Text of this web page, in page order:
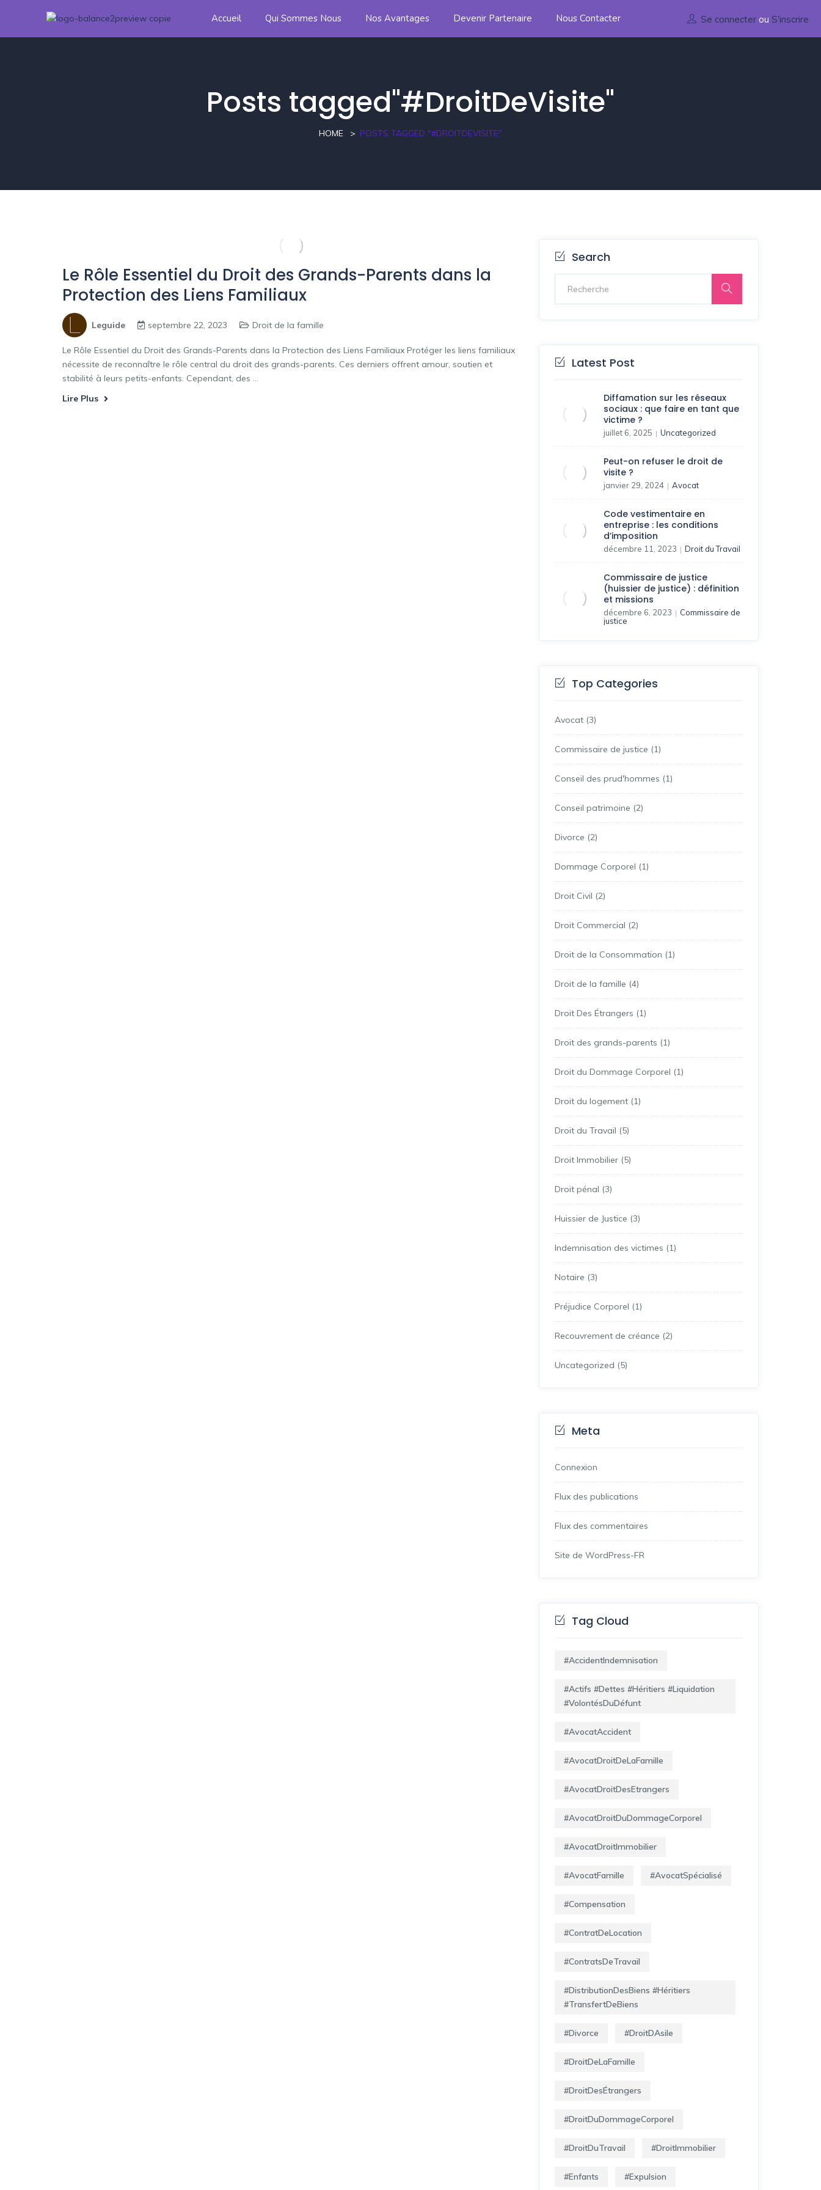
Accueil Qui Sommes Nous Nos Avantages Devenir Partenaire Nous Contacter Se connecter ou S'inscrire
Posts tagged"#DroitDeVisite"
HOME POSTS TAGGED "#DROITDEVISITE"
Le Rôle Essentiel du Droit des Grands-Parents dans la
Protection des Liens Familiaux
Leguide septembre 22, 2023 Droit de la famille
Le Rôle Essentiel du Droit des Grands-Parents dans la Protection des Liens Familiaux Protéger les liens familiaux
nécessite de reconnaître le rôle central du droit des grands-parents. Ces derniers offrent amour, soutien et
stabilité à leurs petits-enfants. Cependant, des ...
Lire Plus
Search
Latest Post
Diffamation sur les réseaux
sociaux : que faire en tant que
victime ?
juillet 6, 2025 | Uncategorized
Peut-on refuser le droit de
visite ?
janvier 29, 2024 | Avocat
Code vestimentaire en
entreprise : les conditions
d’imposition
décembre 11, 2023 | Droit du Travail
Commissaire de justice
(huissier de justice) : définition
et missions
décembre 6, 2023 | Commissaire de
justice
Top Categories
Avocat (3)
Commissaire de justice (1)
Conseil des prud'hommes (1)
Conseil patrimoine (2)
Divorce (2)
Dommage Corporel (1)
Droit Civil (2)
Droit Commercial (2)
Droit de la Consommation (1)
Droit de la famille (4)
Droit Des Étrangers (1)
Droit des grands-parents (1)
Droit du Dommage Corporel (1)
Droit du logement (1)
Droit du Travail (5)
Droit Immobilier (5)
Droit pénal (3)
Huissier de Justice (3)
Indemnisation des victimes (1)
Notaire (3)
Préjudice Corporel (1)
Recouvrement de créance (2)
Uncategorized (5)
Meta
Connexion
Flux des publications
Flux des commentaires
Site de WordPress-FR
Tag Cloud
#AccidentIndemnisation
#Actifs #Dettes #Héritiers #Liquidation
#VolontésDuDéfunt
#AvocatAccident
#AvocatDroitDeLaFamille
#AvocatDroitDesEtrangers
#AvocatDroitDuDommageCorporel
#AvocatDroitImmobilier
#AvocatFamille #AvocatSpécialisé
#Compensation
#ContratDeLocation
#ContratsDeTravail
#DistributionDesBiens #Héritiers
#TransfertDeBiens
#Divorce #DroitDAsile
#DroitDeLaFamille
#DroitDesÉtrangers
#DroitDuDommageCorporel
#DroitDuTravail #DroitImmobilier
#Enfants #Expulsion